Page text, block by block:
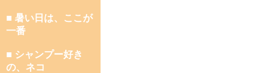
■ 暑い日は、ここが
一番
■ シャンプー好き
の、ネコ